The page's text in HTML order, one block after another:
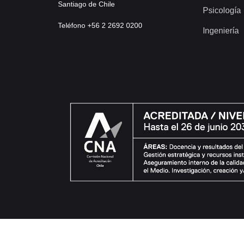
Santiago de Chile
Teléfono +56 2 2692 0200
Psicología
Ingeniería